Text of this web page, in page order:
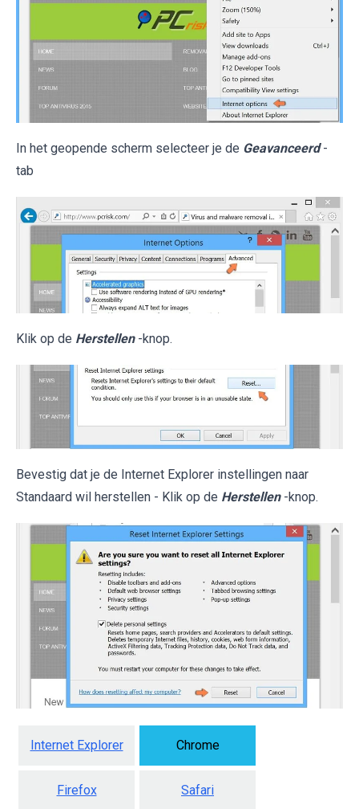
In het geopende scherm selecteer je de Geavanceerd -
tab
Klik op de Herstellen -knop.
Bevestig dat je de Internet Explorer instellingen naar
Standaard wil herstellen - Klik op de Herstellen -knop.
Internet Explorer Chrome
Firefox Safari